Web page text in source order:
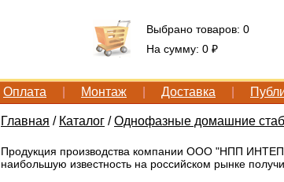
Выбрано товаров:0
На сумму:0 ₽
Оплата Монтаж Доставка
Главная / Каталог / Однофазные домашние
Продукция производства компании ООО "НПП
наибольшую известность на российском рынке